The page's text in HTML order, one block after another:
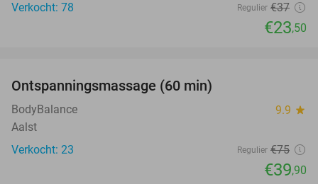
Verkocht: 78
Regulier €37
€23,50
Ontspanningsmassage (60 min)
BodyBalance 9.9 star
Aalst
Verkocht: 23
Regulier €75
€39,90